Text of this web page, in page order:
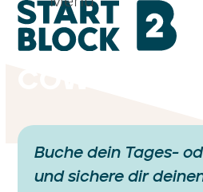
Zum
Inhalt
springen
Mobiles
Menü
Mobiles
Menü
Buche dein Tages-
und sichere dir